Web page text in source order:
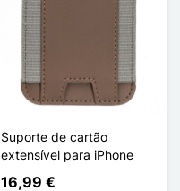
Suporte de cartão
extensível para iPhone
16,99 €